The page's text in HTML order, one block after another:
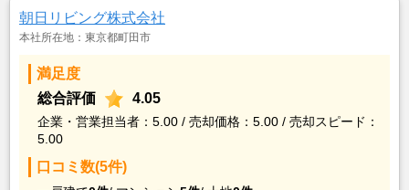
動産屋では取り扱ってもらえませんでした。そこでそれ
までに取引があり、全国対応しているランドネットにお
朝日リビング株式会社
本社所在地：東京都町田市
満足度
総合評価
4.05
企業・営業担当者：5.00 / 売却価格：5.00 / 売却スピード：
5.00
口コミ数(5件)